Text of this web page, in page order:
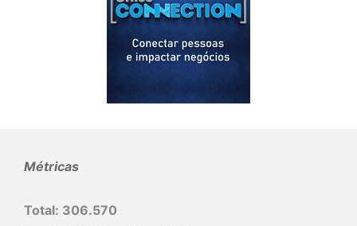
Métricas
Total: 306.570